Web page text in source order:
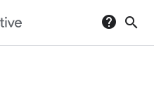
help search